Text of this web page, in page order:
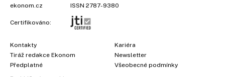
ekonom.cz
ISSN 2787-9380
Certifikováno:
Kontakty
Tiráž redakce Ekonom
Předplatné
Kariéra
Newsletter
Všeobecné podmínky